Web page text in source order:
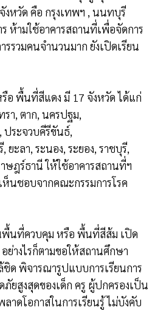
งหวัด คือ กรุงเทพฯ , นนทบุรี
ห้ามใช้อาคารสถานที่เพื่อจัดการ
รรวมคนจำนวนมาก ยังเปิดเรียน
อ พื้นที่สีแดง มี 17 จังหวัด ได้แก่
า, ตาก, นครปฐม,
ประจวบคีรีขันธ์,
ะลา, ระนอง, ระยอง, ราชบุรี,
ษฎร์ธานี ให้ใช้อาคารสถานที่ฯ
ห็นชอบจากคณะกรรมการโรค
พื้นที่ควบคุม หรือ พื้นที่สีส้ม เปิด
ย่างไรก็ตามขอให้สถานศึกษา
ด พิจารณารูปแบบการเรียนการ
ยสูงสุดของเด็ก ครู ผู้ปกครองเป็น
าดโอกาสในการเรียนรู้ ไม่บังคับ